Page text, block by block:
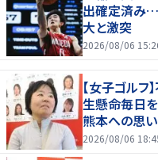
出確定済み
大と激突
2026/08/06
【女子ゴルフ
生懸命毎日
熊本への思い
2026/08/06